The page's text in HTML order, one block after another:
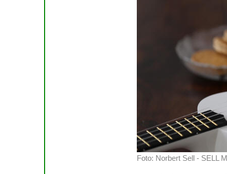
Foto: Norbert Sell - SELL